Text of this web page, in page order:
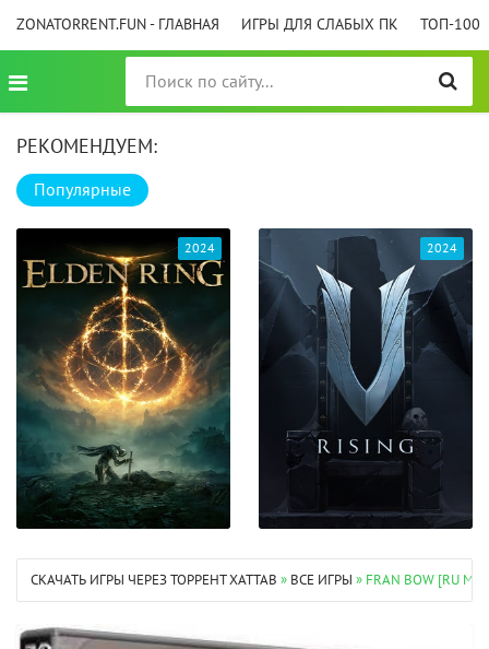
ZONATORRENT.FUN - ГЛАВНАЯ ИГРЫ ДЛЯ СЛАБЫХ ПК ТОП-100
РЕКОМЕНДУЕМ:
Популярные
2024 2024
СКАЧАТЬ ИГРЫ ЧЕРЕЗ ТОРРЕНТ XATTAB » ВСЕ ИГРЫ » FRAN BOW [RU